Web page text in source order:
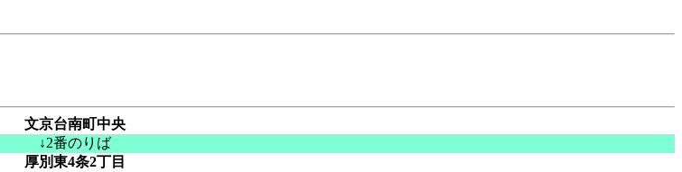
文京台南町中央
↓2番のりば
厚別東4条2丁目